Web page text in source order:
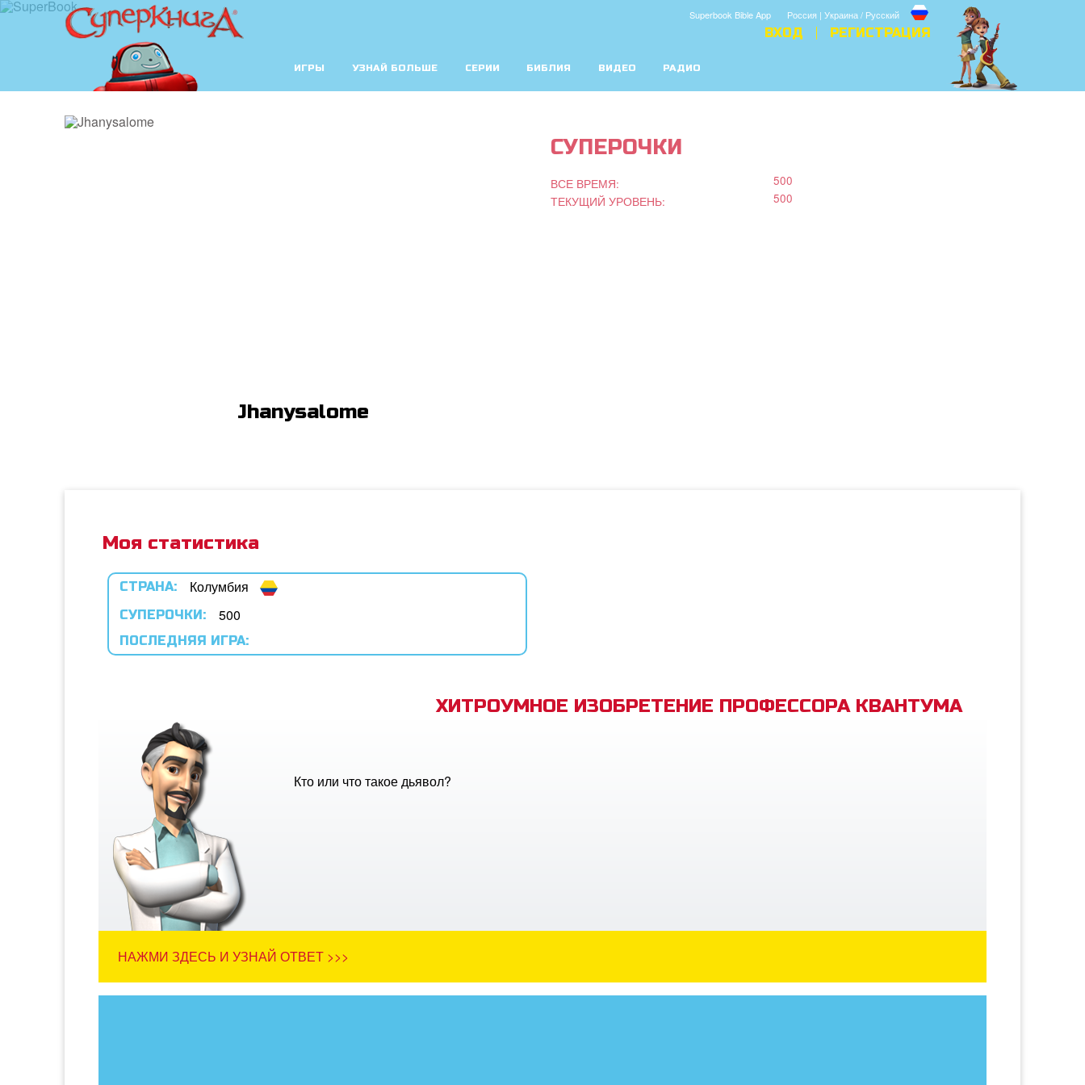
Россия | Украина / Русский
Superbook Bible App
ВХОД РЕГИСТРАЦИЯ
ИГРЫ УЗНАЙ БОЛЬШЕ СЕРИИ БИБЛИЯ ВИДЕО РАДИО
СУПЕРОЧКИ
ВСЕ ВРЕМЯ:
500
ТЕКУЩИЙ УРОВЕНЬ:
500
Jhanysalome
Моя статистика
СТРАНА: Колумбия
СУПЕРОЧКИ: 500
ПОСЛЕДНЯЯ ИГРА:
ХИТРОУМНОЕ ИЗОБРЕТЕНИЕ ПРОФЕССОРА КВАНТУМА
Кто или что такое дьявол?
НАЖМИ ЗДЕСЬ И УЗНАЙ ОТВЕТ >>>